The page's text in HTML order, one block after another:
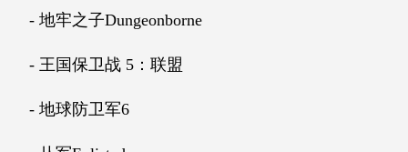
- 地牢之子Dungeonborne
- 王国保卫战 5：联盟
- 地球防卫军6